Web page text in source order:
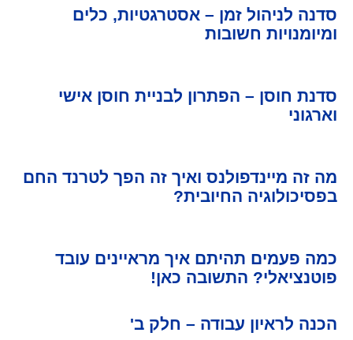
סדנה לניהול זמן – אסטרגטיות, כלים
ומיומנויות חשובות
סדנת חוסן – הפתרון לבניית חוסן אישי
וארגוני
מה זה מיינדפולנס ואיך זה הפך לטרנד החם
בפסיכולוגיה החיובית?
כמה פעמים תהיתם איך מראיינים עובד
פוטנציאלי? התשובה כאן!
הכנה לראיון עבודה – חלק ב'